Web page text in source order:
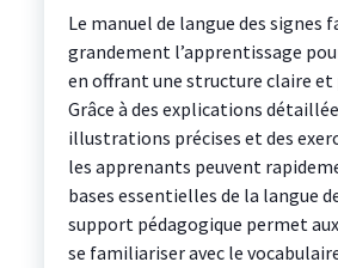
Le manuel de langue des signes
grandement l’apprentissage
en offrant une structure claire et
Grâce à des explications
illustrations précises et des
les apprenants peuvent
bases essentielles de la langue
support pédagogique permet
se familiariser avec le